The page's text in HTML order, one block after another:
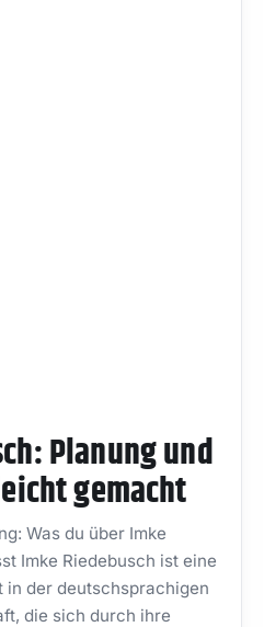
Planung und
gemacht
Was du über Imke
Imke Riedebusch ist eine
in der deutschsprachigen
die sich durch ihre